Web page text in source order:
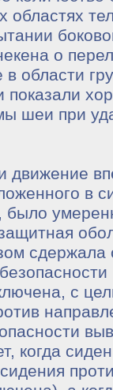
областях
о
области
показали
шеи при
движение
в
было
сдержала
с
когда